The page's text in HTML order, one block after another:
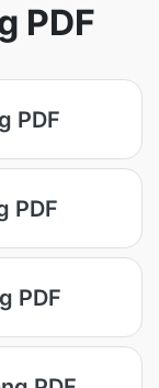
PDF
PDF
PDF
PDF